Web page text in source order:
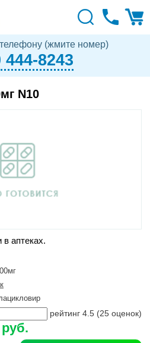
(жмите номер)
444-8243
N10
в аптеках.
рейтинг 4.5 (25 оценок)